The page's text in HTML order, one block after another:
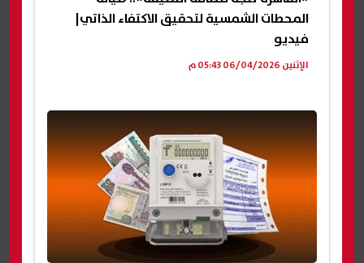
المحطات الشمسية لتحقيق الاكتفاء الذاتي|
فيديو
الإثنين 06/04/2026 05:43 م